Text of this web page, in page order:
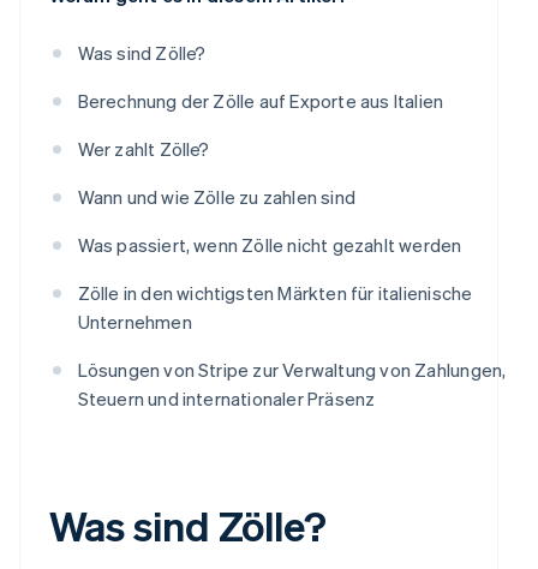
Was sind Zölle?
Berechnung der Zölle auf Exporte aus Italien
Wer zahlt Zölle?
Wann und wie Zölle zu zahlen sind
Was passiert, wenn Zölle nicht gezahlt werden
Zölle in den wichtigsten Märkten für italienische
Unternehmen
Lösungen von Stripe zur Verwaltung von Zahlungen,
Steuern und internationaler Präsenz
Was sind Zölle?